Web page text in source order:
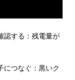
認する：残電量が
つなぐ：黒いク